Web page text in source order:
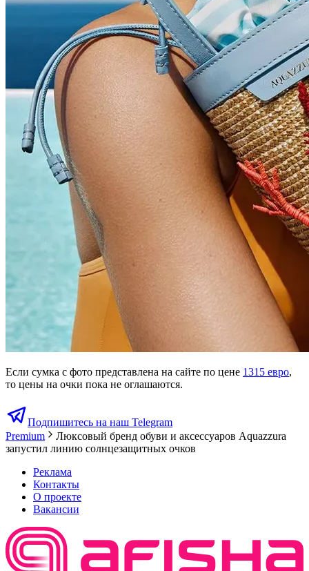
Если сумка с фото представлена на сайте по цене 1315 евро,
то цены на очки пока не оглашаются.
Подпишитесь на наш Telegram
Premium
Люксовый бренд обуви и аксессуаров Aquazzura
запустил линию солнцезащитных очков
Реклама
Контакты
О проекте
Вакансии